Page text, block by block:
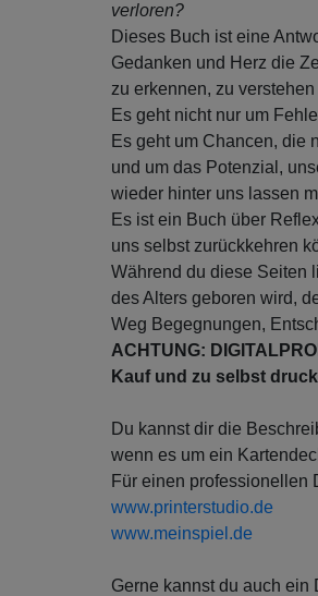
verloren?
Dieses Buch ist eine
Gedanken und Herz die
zu erkennen, zu
Es geht nicht nur um
Es geht um Chancen, die
und um das Potenzial,
wieder hinter uns lassen
Es ist ein Buch über
uns selbst zurückkehren
Während du diese Seiten
des Alters geboren wird,
Weg Begegnungen,
ACHTUNG:
Kauf und zu selbst
Du kannst dir die
wenn es um ein
Für einen professionellen
www.printerstudio.de
www.meinspiel.de
Gerne kannst du auch